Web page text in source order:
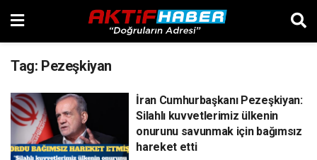
Tag: Pezeşkiyan
İran Cumhurbaşkanı Pezeşkiyan:
Silahlı kuvvetlerimiz ülkenin
onurunu savunmak için bağımsız
hareket etti